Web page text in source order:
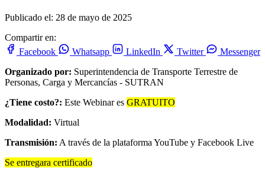
Publicado el: 28 de mayo de 2025
Compartir en:
Facebook
Whatsapp LinkedIn Twitter
Messenger
Organizado por: Superintendencia de Transporte Terrestre de
Personas, Carga y Mercancías - SUTRAN
¿Tiene costo?: Este Webinar es GRATUITO
Modalidad: Virtual
Transmisión: A través de la plataforma YouTube y Facebook Live
Se entregara certificado